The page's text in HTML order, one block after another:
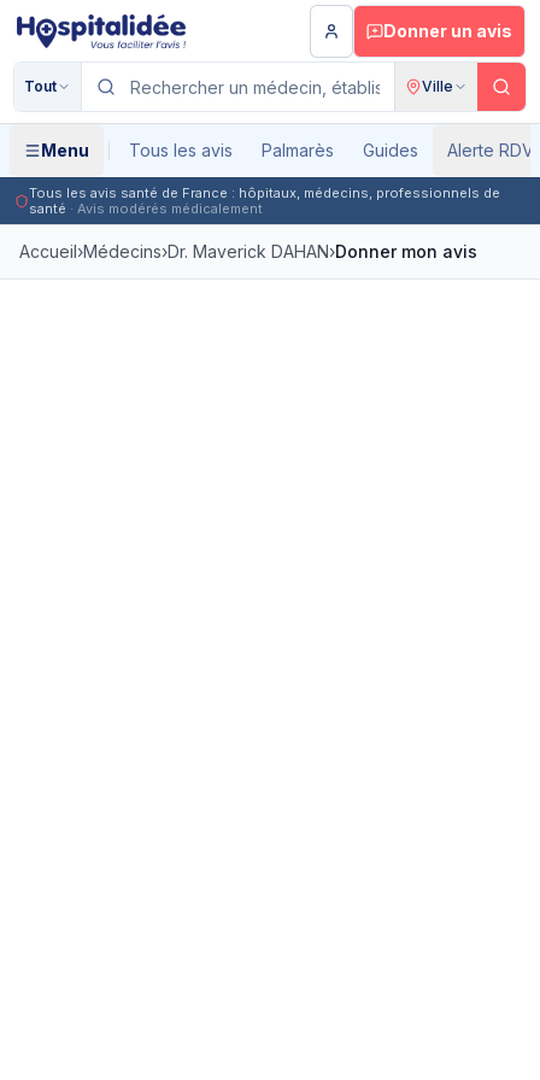
Aller au contenu principal
Donner un avis
Tout Ville
Menu Tous les avis Palmarès Guides Alerte RDV
Tous les avis santé de France : hôpitaux, médecins, professionnels de
santé · Avis modérés médicalement
Accueil›Médecins›Dr. Maverick DAHAN›Donner mon avis